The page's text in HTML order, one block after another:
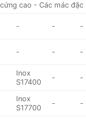
cao - Các mác đặc
- - -
- - -
Inox
S17400
- -
Inox
S17700
- -